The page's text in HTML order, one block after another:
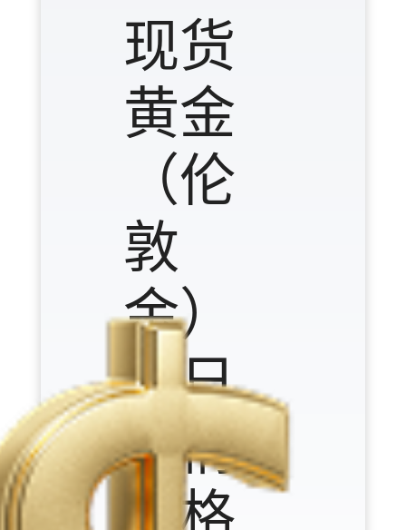
现货
黄金
（伦
敦
金）
今日
行情
价格